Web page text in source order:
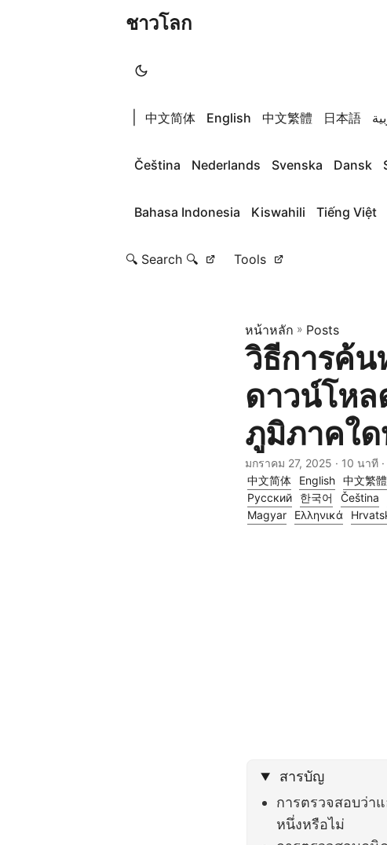
ชาวโลก
中文简体 English 中文繁體 日本語
Čeština Nederlands Svenska Dansk
Bahasa Indonesia Kiswahili Tiếng Việt
🔍 Search 🔍 Tools
หน้าหลัก » Posts
วิธีการค้น
ดาวน์โห
ภูมิภาคใด
มกราคม 27, 2025 · 10 นาที
中文简体
English 中文繁體
Русский
한국어 Čeština
Magyar
Ελληνικά
สารบัญ
การตรวจสอบว่า
หนึ่งหรือไม่